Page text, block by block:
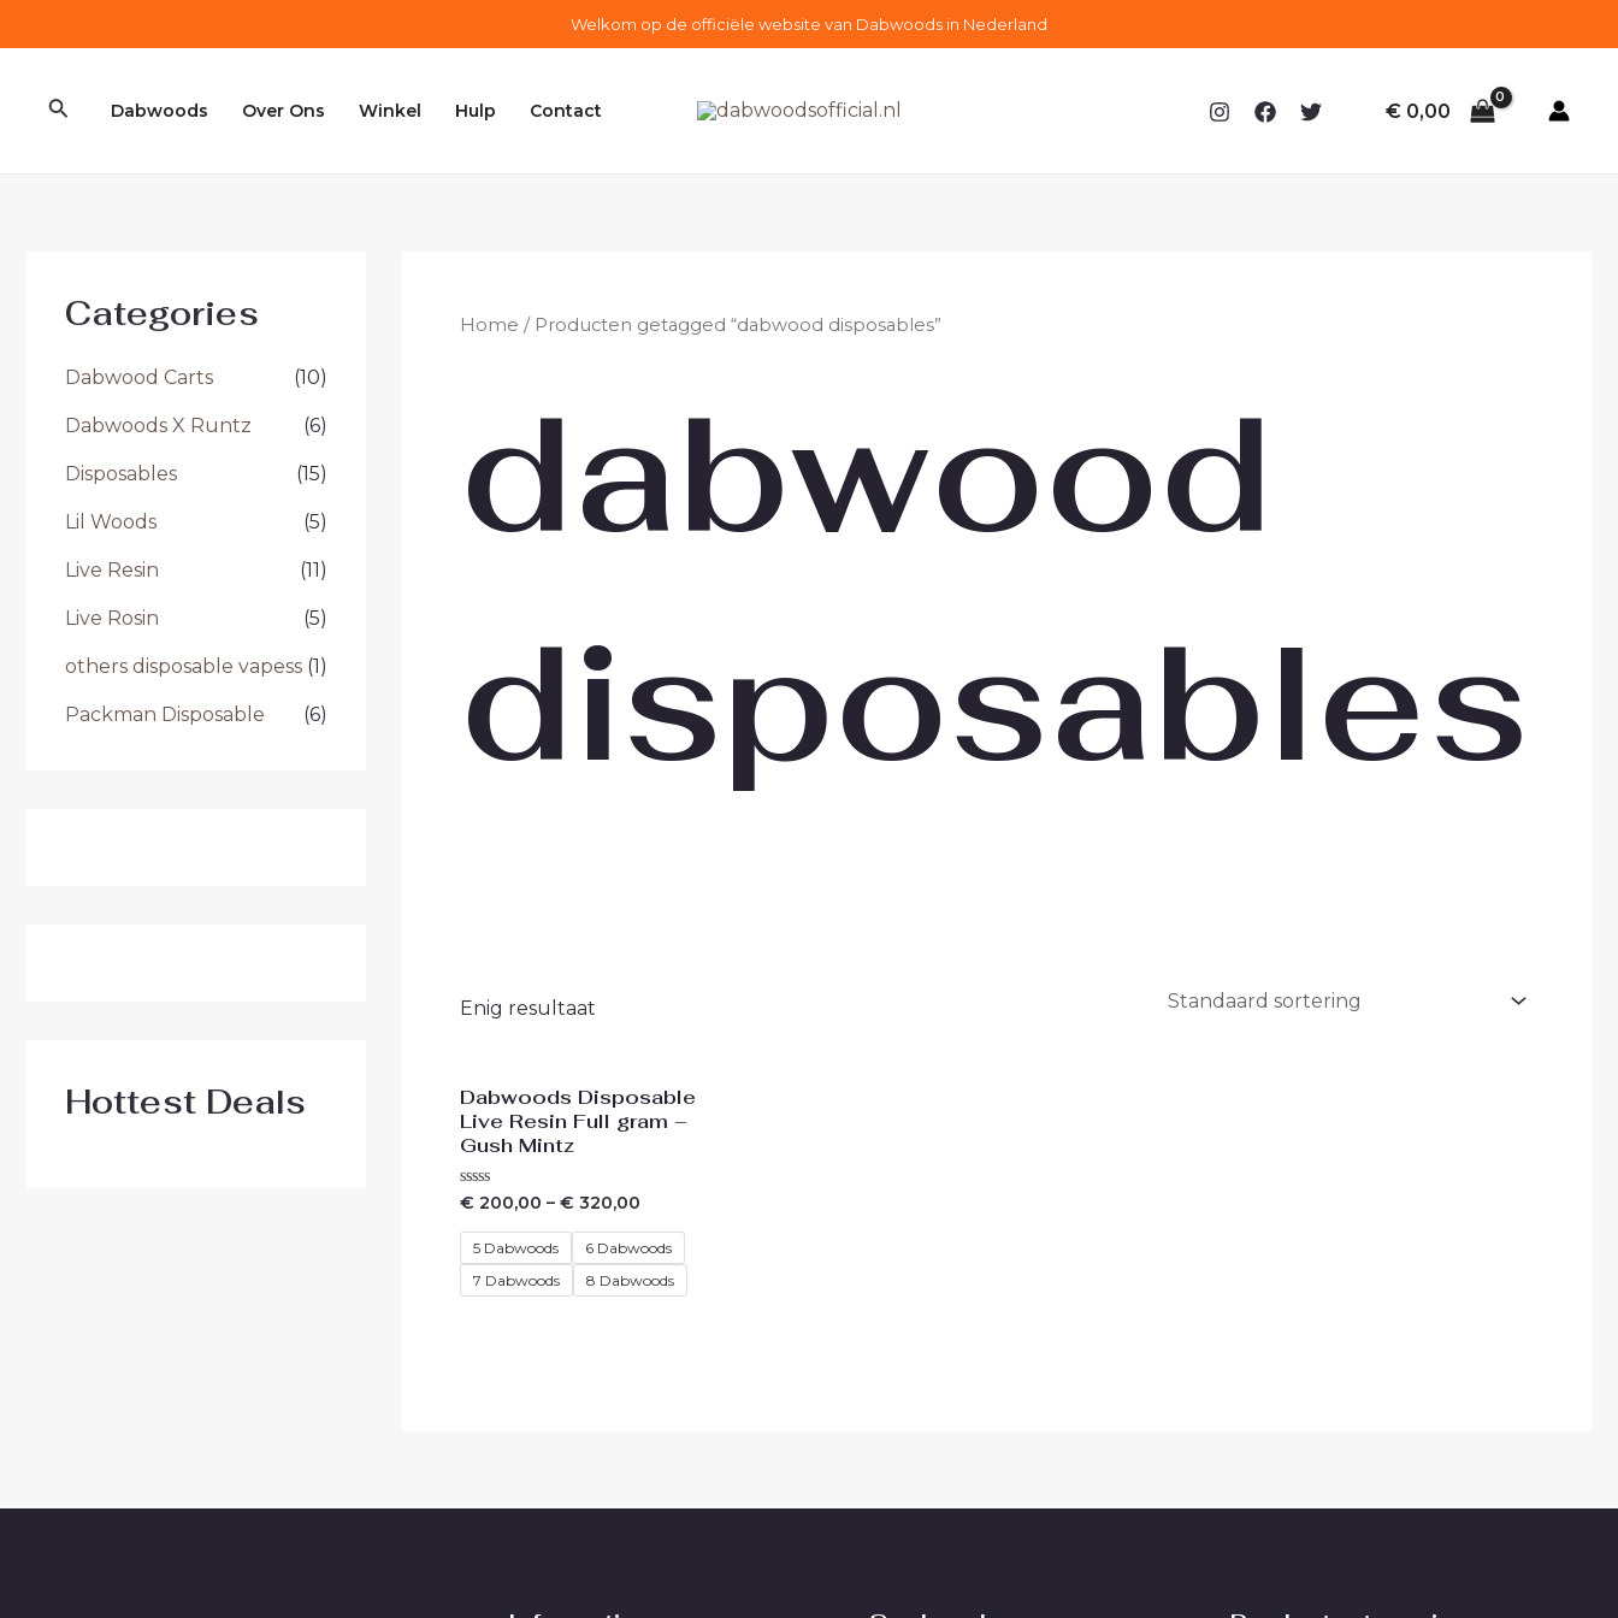
naar
inhoud
Welkom op de officiële website van Dabwoods in Nederland
ZoekenDabwoods Over Ons Winkel Hulp Contact €0,00
Categories
Dabwood Carts (10)
Dabwoods X Runtz (6)
Disposables (15)
Lil Woods (5)
Live Resin (11)
Live Rosin (5)
others disposable vapess (1)
Packman Disposable (6)
Hottest Deals
Home / Producten getagged “dabwood disposables”
dabwood
disposables
Enig resultaat
Dabwoods Disposable
Live Resin Full gram –
Gush Mintz
Waardering
uit
€ 200,00 – € 320,00
5 Dabwoods
6 Dabwoods
7 Dabwoods
8 Dabwoods